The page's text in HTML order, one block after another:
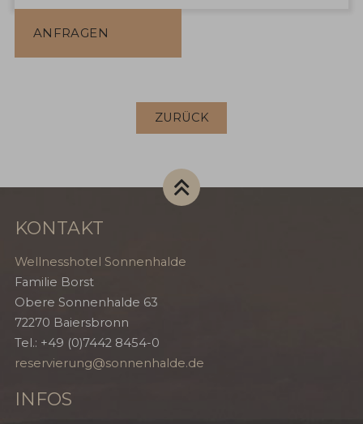
ANFRAGEN
ZURÜCK
KONTAKT
Wellnesshotel Sonnenhalde
Familie Borst
Obere Sonnenhalde 63
72270 Baiersbronn
Tel.: +49 (0)7442 8454-0
reservierung@sonnenhalde.de
INFOS